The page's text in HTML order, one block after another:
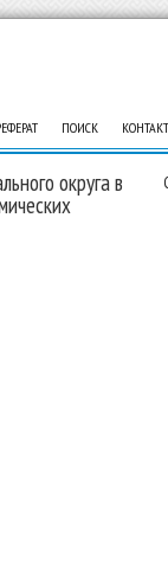
ПОИСК
округа в